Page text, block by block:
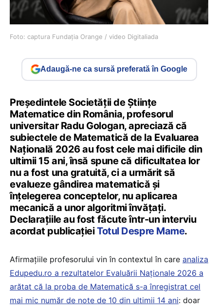
Foto: captura Fundația Orange / video Digitaliada
Adaugă-ne ca sursă preferată în Google
Președintele Societății de Științe
Matematice din România, profesorul
universitar Radu Gologan, apreciază că
subiectele de Matematică de la Evaluarea
Națională 2026 au fost cele mai dificile din
ultimii 15 ani, însă spune că dificultatea lor
nu a fost una gratuită, ci a urmărit să
evalueze gândirea matematică și
înțelegerea conceptelor, nu aplicarea
mecanică a unor algoritmi învățați.
Declarațiile au fost făcute într-un interviu
acordat publicațieiTotul Despre Mame.
Afirmațiile profesorului vin în contextul în care analiza
Edupedu.ro a rezultatelor Evaluării Naționale 2026 a
arătat că la proba de Matematică s-a înregistrat cel
mai mic număr de note de 10 din ultimii 14 ani: doar